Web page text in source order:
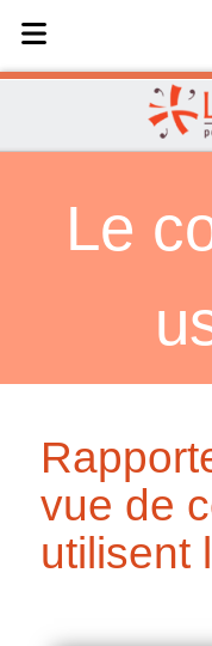
Le
vue de
utilisent